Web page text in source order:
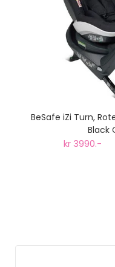
BeSafe iZi Turn,
Black
kr 3990.-